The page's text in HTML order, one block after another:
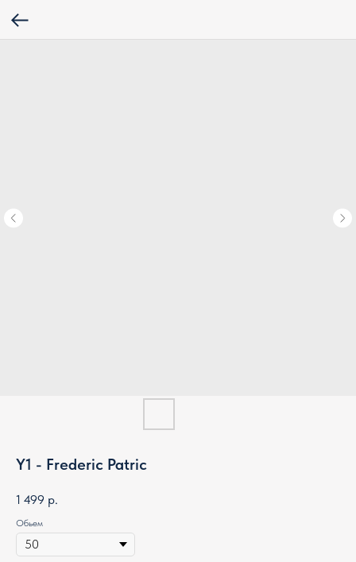
Y1 - Frederic Patric
1 499 р.
Обьем